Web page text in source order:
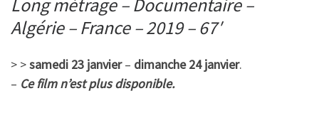
Algérie – France – 2019 – 67′
> >samedi 23 janvier– dimanche 24 janvier.
– Ce film n’est plus disponible.